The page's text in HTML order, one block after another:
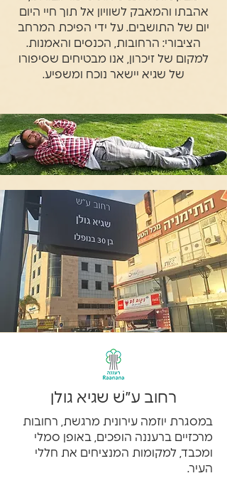
אהבתו והמאבק לשוויון אל תוך חיי היום
יום של התושבים. על ידי הפיכת המרחב
הציבורי: הרחובות, הכנסים והאמנות.
למקום של זיכרון, אנו מבטיחים שסיפורו
של שגיא יישאר נוכח ומשפיע.
רחוב ע״שׁ שגיא גולן
במסגרת יוזמה עירונית מרגשת, רחובות
מרכזיים ברעננה הופכים, באופן סמלי
ומכבד, למקומות המנציחים את חללי
העיר.